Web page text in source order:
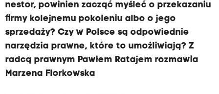
nestor, powinien zacząć myśleć o przekazaniu
firmy kolejnemu pokoleniu albo o jego
sprzedaży? Czy w Polsce są odpowiednie
narzędzia prawne, które to umożliwiają? Z
radcą prawnym Pawłem Ratajem rozmawia
Marzena Florkowska